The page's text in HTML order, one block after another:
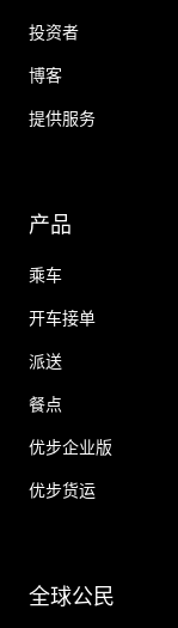
投资者
博客
提供服务
产品
乘车
开车接单
派送
餐点
优步企业版
优步货运
全球公民